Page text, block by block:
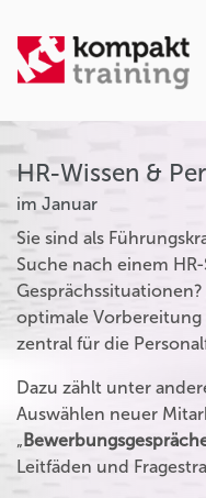
HR-Wissen &
im Januar
Sie sind als
Suche nach einem
optimale Vorbereitung
zentral für die
Dazu zählt unter
Auswählen neuer
„
Leitfäden und